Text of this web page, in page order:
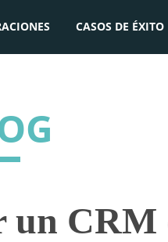
CASOS DE ÉXITO
un CRM